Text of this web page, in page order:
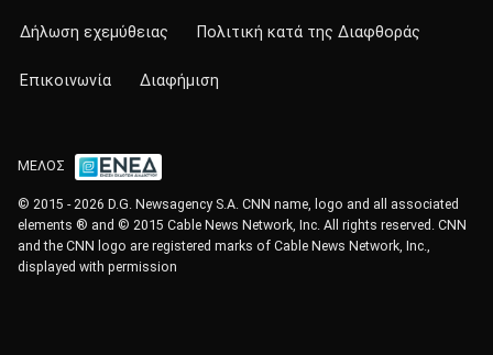
Δήλωση εχεμύθειας Πολιτική κατά της Διαφθοράς
Επικοινωνία Διαφήμιση
ΜΕΛΟΣ
© 2015 - 2026 D.G. Newsagency S.A. CNN name, logo and all associated
elements ® and © 2015 Cable News Network, Inc. All rights reserved. CNN
and the CNN logo are registered marks of Cable News Network, Inc.,
displayed with permission